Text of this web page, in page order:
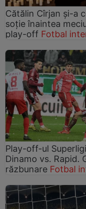
Cătălin Cîrjan și-a
soție înaintea
play-off Fotbal
Play-off-ul
Dinamo vs. Rapid.
răzbunare Fotbal